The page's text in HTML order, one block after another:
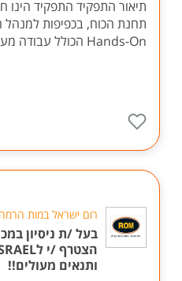
תיאור התפקיד התפקיד
תחנת הכוח, בכפיפות למנהל
Hands-On הכולל עבודה מעשית בשטח, אחריות על...
רום ישראל במות
בעל /ת ניסיון
ותנאים מעולים!!